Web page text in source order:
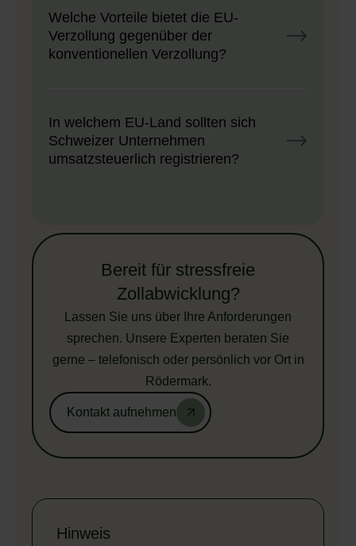
Welche Vorteile bietet die EU-
Verzollung gegenüber der
konventionellen Verzollung?
In welchem EU-Land sollten sich
Schweizer Unternehmen
umsatzsteuerlich registrieren?
Bereit für stressfreie
Zollabwicklung?
Lassen Sie uns über Ihre Anforderungen
sprechen. Unsere Experten beraten Sie
gerne – telefonisch oder persönlich vor Ort in
Rödermark.
Kontakt aufnehmen
Hinweis